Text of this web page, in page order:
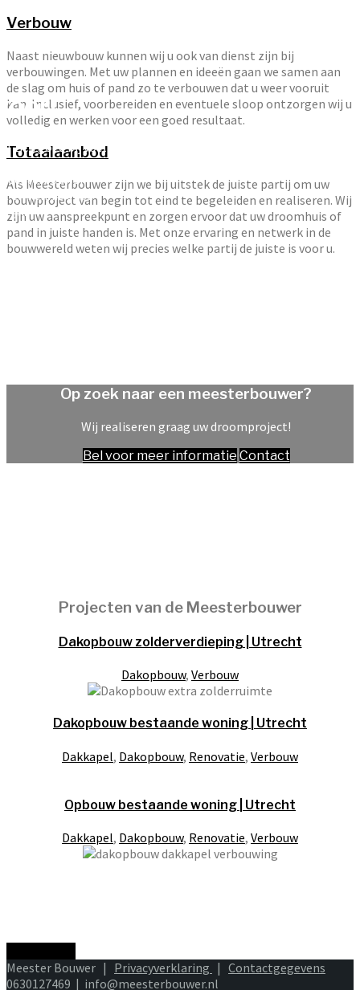
zich goed bij voelt.
het nu gaat om
en kennis om u
zijn.
Verbouw
Naast nieuwbouw kunnen wij u ook van dienst zijn bij
verbouwingen. Met uw plannen en ideeën gaan we samen aan
de slag om huis of pand zo te verbouwen dat u weer vooruit
kan. Inclusief, voorbereiden en eventuele sloop ontzorgen wij u
volledig en werken voor een goed resultaat.
Totaalaanbod
Als Meesterbouwer zijn we bij uitstek de juiste partij om uw
bouwproject van begin tot eind te begeleiden en realiseren. Wij
zijn uw aanspreekpunt en zorgen ervoor dat uw droomhuis of
pand in juiste handen is. Met onze ervaring en netwerk in de
bouwwereld weten wij precies welke partij de juiste is voor u.
Op zoek naar een meesterbouwer?
Wij realiseren graag uw droomproject!
Bel voor meer informatie Contact
Projecten van de Meesterbouwer
Dakopbouw zolderverdieping | Utrecht
Dakopbouw, Verbouw
Dakopbouw bestaande woning | Utrecht
Dakkapel, Dakopbouw, Renovatie, Verbouw
Opbouw bestaande woning | Utrecht
Dakkapel, Dakopbouw, Renovatie, Verbouw
Meester Bouwer | Privacyverklaring | Contactgegevens
0630127469 | info@meesterbouwer.nl